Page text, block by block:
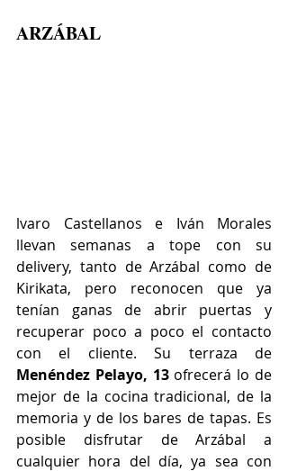
ARZÁBAL
lvaro Castellanos e Iván Morales
llevan semanas a tope con su
delivery, tanto de Arzábal como de
Kirikata, pero reconocen que ya
tenían ganas de abrir puertas y
recuperar poco a poco el contacto
Menéndez Pelayo, 13 ofrecerá lo de
mejor de la cocina tradicional, de la
memoria y de los bares de tapas. Es
posible disfrutar de Arzábal a
cualquier hora del día, ya sea con